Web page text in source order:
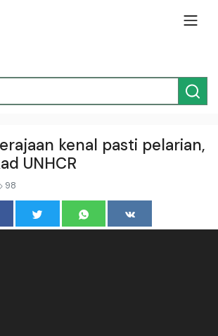
kenal pasti pelarian,
UNHCR
98